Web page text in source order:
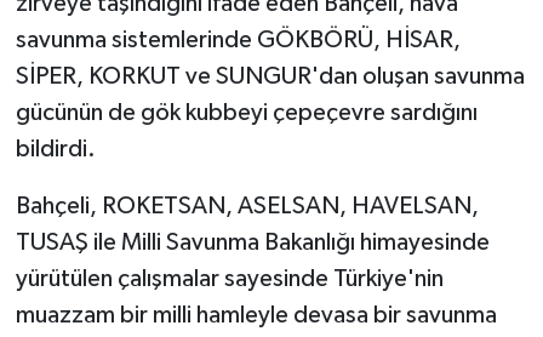
savunma sistemlerinde GÖKBÖRÜ, HİSAR,
SİPER, KORKUT ve SUNGUR'dan oluşan savunma
gücünün de gök kubbeyi çepeçevre sardığını
bildirdi.
Bahçeli, ROKETSAN, ASELSAN, HAVELSAN,
TUSAŞ ile Milli Savunma Bakanlığı himayesinde
yürütülen çalışmalar sayesinde Türkiye'nin
muazzam bir milli hamleyle devasa bir savunma